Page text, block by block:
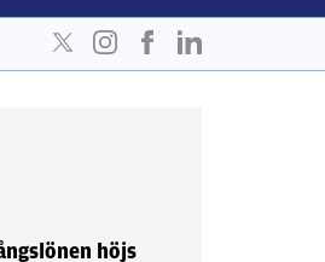
höjs